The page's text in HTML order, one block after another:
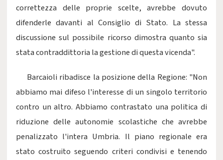
correttezza delle proprie scelte, avrebbe dovuto
difenderle davanti al Consiglio di Stato. La stessa
discussione sul possibile ricorso dimostra quanto sia
stata contraddittoria la gestione di questa vicenda".
Barcaioli ribadisce la posizione della Regione: "Non
abbiamo mai difeso l'interesse di un singolo territorio
contro un altro. Abbiamo contrastato una politica di
riduzione delle autonomie scolastiche che avrebbe
penalizzato l'intera Umbria. Il piano regionale era
stato costruito seguendo criteri condivisi e tenendo